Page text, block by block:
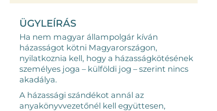
ÜGYLEÍRÁS
Ha nem magyar állampolgár kíván
házasságot kötni Magyarországon,
nyilatkoznia kell, hogy a házasságkötésének
személyes joga – külföldi jog – szerint nincs
akadálya.
A házassági szándékot annál az
anyakönyvvezetőnél kell együttesen,